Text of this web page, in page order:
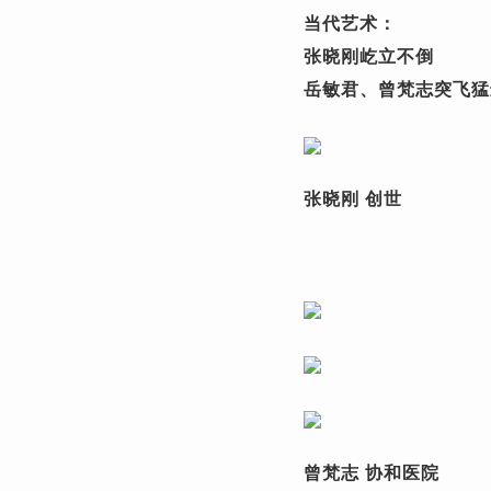
当代艺术：
张晓刚屹立不倒
岳敏君、曾梵志突飞
张晓刚 创世
曾梵志 协和医院